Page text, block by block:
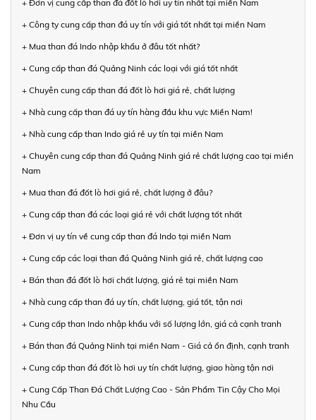
+ Đơn vị cung cấp than đá đốt lò hơi uy tín nhất tại miền Nam
+ Công ty cung cấp than đá uy tín với giá tốt nhất tại miền Nam
+ Mua than đá Indo nhập khẩu ở đâu tốt nhất?
+ Cung cấp than đá Quảng Ninh các loại với giá tốt nhất
+ Chuyên cung cấp than đá đốt lò hơi giá rẻ, chất lượng
+ Nhà cung cấp than đá uy tín hàng đầu khu vực Miền Nam!
+ Nhà cung cấp than Indo giá rẻ uy tín tại miền Nam
+ Chuyên cung cấp than đá Quảng Ninh giá rẻ chất lượng cao tại miền
Nam
+ Mua than đá đốt lò hơi giá rẻ, chất lượng ở đâu?
+ Cung cấp than đá các loại giá rẻ với chất lượng tốt nhất
+ Đơn vị uy tín về cung cấp than đá Indo tại miền Nam
+ Cung cấp các loại than đá Quảng Ninh giá rẻ, chất lượng cao
+ Bán than đá đốt lò hơi chất lượng, giá rẻ tại miền Nam
+ Nhà cung cấp than đá uy tín, chất lượng, giá tốt, tận nơi
+ Cung cấp than Indo nhập khẩu với số lượng lớn, giá cả cạnh tranh
+ Bán than đá Quảng Ninh tại miền Nam - Giá cả ổn định, cạnh tranh
+ Cung cấp than đá đốt lò hơi uy tín chất lượng, giao hàng tận nơi
+ Cung Cấp Than Đá Chất Lượng Cao - Sản Phẩm Tin Cậy Cho Mọi
Nhu Cầu